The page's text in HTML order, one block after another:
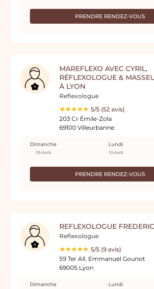
PRENDRE RENDEZ-VOUS
MAREFLEXO AVEC CYRIL,
RÉFLEXOLOGUE &
À LYON
Reflexologue
5/5 (52 avis)
203 Cr Émile-Zola
69100 Villeurbanne
PRENDRE RENDEZ-VOUS
Dimanche
09 Août
Lundi
10 Août
REFLEXOLOGUE
Reflexologue
5/5 (9 avis)
59 Ter All. Emmanuel Gounot
69005 Lyon
Dimanche Lundi